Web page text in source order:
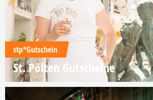
stp*Gutschein
St. Pölten Gutscheine